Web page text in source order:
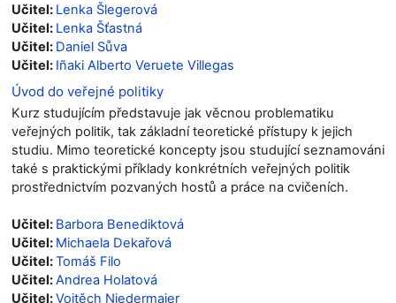
Učitel: Lenka Šlegerová
Učitel: Lenka Šťastná
Učitel: Daniel Sůva
Učitel: Iñaki Alberto Veruete Villegas
Úvod do veřejné politiky
Kurz studujícím představuje jak věcnou problematiku
veřejných politik, tak základní teoretické přístupy k jejich
studiu. Mimo teoretické koncepty jsou studující seznamováni
také s praktickými příklady konkrétních veřejných politik
prostřednictvím pozvaných hostů a práce na cvičeních.
Učitel: Barbora Benediktová
Učitel: Michaela Dekařová
Učitel:Tomáš Filo
Učitel:Andrea Holatová
Učitel:Vojtěch Niedermaier